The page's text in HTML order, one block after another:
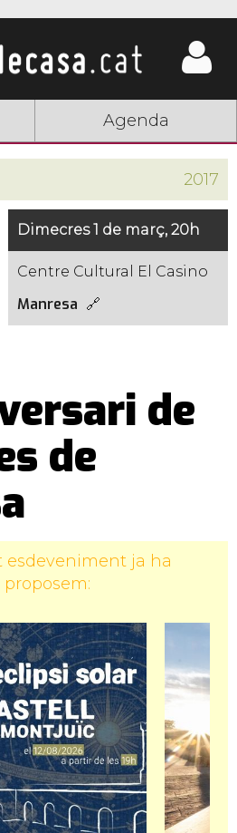
Agenda
2017
Dimecres 1 de març, 20h
Centre Cultural El Casino
Manresa
de
de
esdeveniment ja ha
proposem: